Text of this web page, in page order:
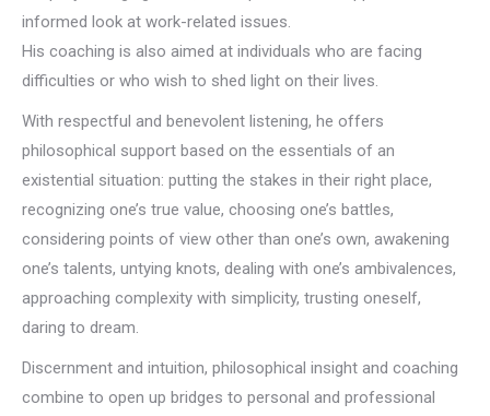
informed look at work-related issues.
His coaching is also aimed at individuals who are facing
difficulties or who wish to shed light on their lives.
With respectful and benevolent listening, he offers
philosophical support based on the essentials of an
existential situation: putting the stakes in their right place,
recognizing one’s true value, choosing one’s battles,
considering points of view other than one’s own, awakening
one’s talents, untying knots, dealing with one’s ambivalences,
approaching complexity with simplicity, trusting oneself,
daring to dream.
Discernment and intuition, philosophical insight and coaching
combine to open up bridges to personal and professional